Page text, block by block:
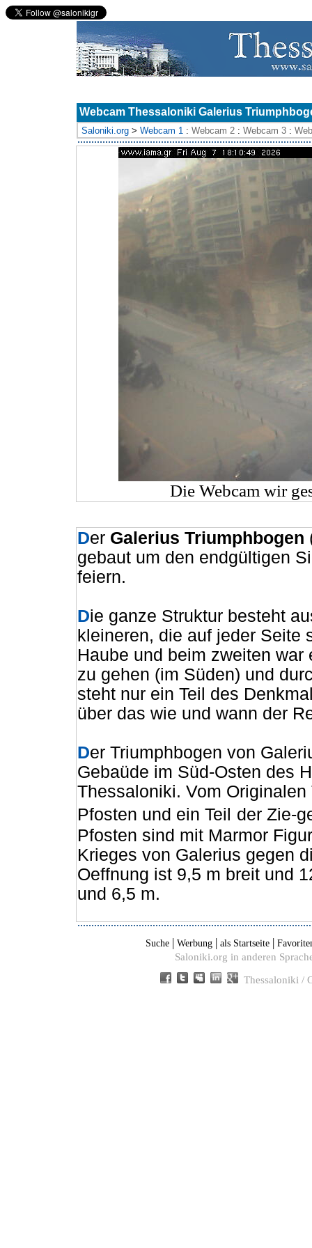
Webcam Thessaloniki Galerius
Saloniki.org > Webcam 1 : Webcam 2 : Webcam 3 :
Die Webcam wir
Der Galerius Triumphbogen
gebaut um den endgültigen
feiern.
Die ganze Struktur besteht
kleineren, die auf jeder Seite
Haube und beim zweiten
zu gehen (im Süden) und
steht nur ein Teil des
über das wie und wann der
Der Triumphbogen von
Gebaüde im Süd-Osten des
Thessaloniki. Vom
Pfosten und ein Teil
der Zie-
Pfosten sind mit Marmor
Krieges von Galerius gegen
Oeffnung ist 9,5 m breit und
und 6,5 m.
Suche| Werbung| als Startseite|
Saloniki.org in anderen
Thessaloniki /